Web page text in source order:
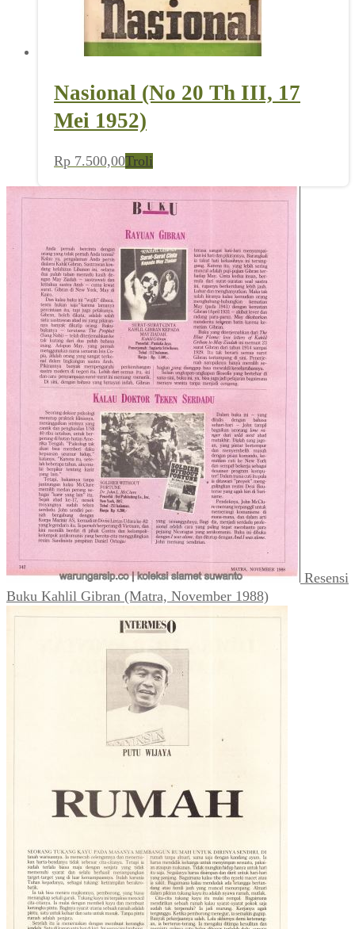
Nasional (No 20 Th III, 17
Mei 1952)
Rp 7.500,00Troli
Resensi
Buku Kahlil Gibran (Matra, November 1988)